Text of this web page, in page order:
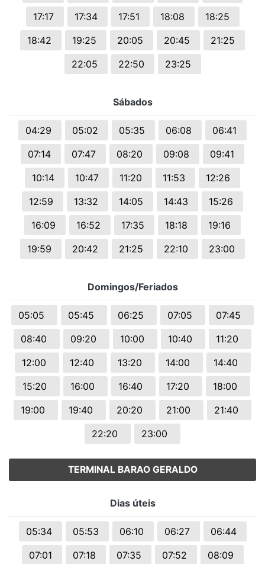
17:17
17:34 17:51 18:08
18:25
18:42
19:25 20:05 20:45
21:25
22:05
22:50 23:25
Sábados
04:29 05:02 05:35 06:08
06:41
07:14
07:47 08:20 09:08
09:41
10:14
10:47 11:20 11:53
12:26
12:59
13:32 14:05 14:43
15:26
16:09
16:52 17:35 18:18
19:16
19:59
20:42 21:25 22:10 23:00
Domingos/Feriados
05:05 05:45 06:25 07:05
07:45
08:40
09:20 10:00 10:40
11:20
12:00
12:40 13:20 14:00
14:40
15:20
16:00 16:40 17:20
18:00
19:00
19:40 20:20 21:00
21:40
22:20
23:00
TERMINAL BARAO GERALDO
Dias úteis
05:34 05:53 06:10 06:27
06:44
07:01
07:18 07:35 07:52 08:09